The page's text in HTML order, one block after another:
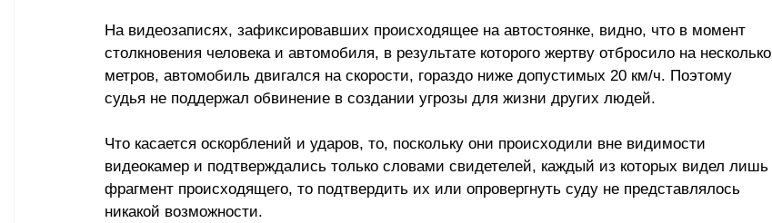
На видеозаписях, зафиксировавших происходящее на автостоянке, видно, что в момент
столкновения человека и автомобиля, в результате которого жертву отбросило на несколько
метров, автомобиль двигался на скорости, гораздо ниже допустимых 20 км/ч. Поэтому
судья не поддержал обвинение в создании угрозы для жизни других людей.
Что касается оскорблений и ударов, то, поскольку они происходили вне видимости
видеокамер и подтверждались только словами свидетелей, каждый из которых видел лишь
фрагмент происходящего, то подтвердить их или опровергнуть суду не представлялось
никакой возможности.